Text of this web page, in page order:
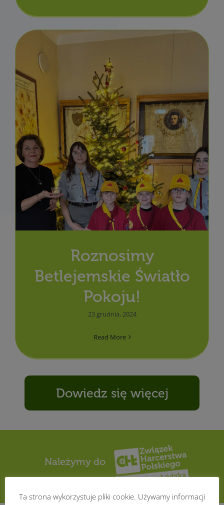
Roznosimy
Betlejemskie Światło
Pokoju!
23 grudnia, 2024
Read More
Dowiedz się więcej
Należymy do
Ta strona wykorzystuje pliki cookie. Używamy informacji